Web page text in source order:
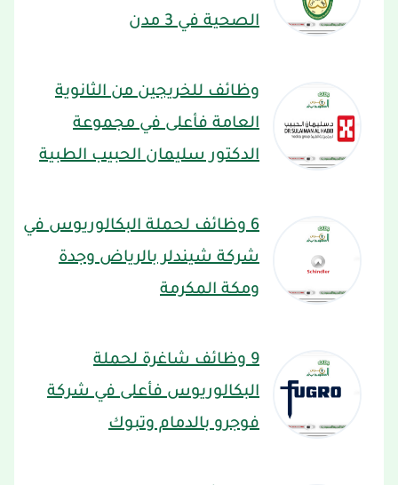
الصحية في 3 مدن
وظائف للخريجين من الثانوية
العامة فأعلى في مجموعة
الدكتور سليمان الحبيب الطبية
6 وظائف لحملة البكالوريوس في
شركة شيندلر بالرياض وجدة
ومكة المكرمة
9 وظائف شاغرة لحملة
البكالوريوس فأعلى في شركة
فوجرو بالدمام وتبوك